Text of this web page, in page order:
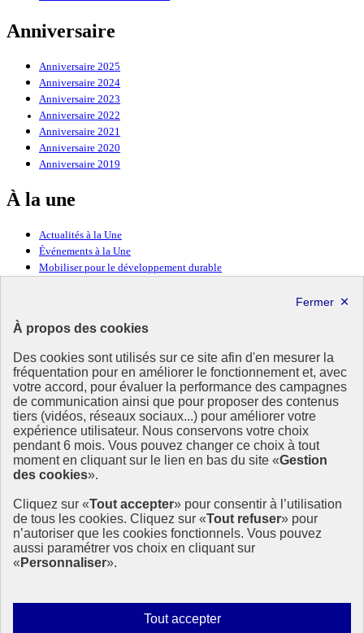
À propos des cookies
Des cookies sont utilisés sur ce site afin d'en mesurer la
fréquentation pour en améliorer le fonctionnement et, avec
votre accord, pour évaluer la performance des campagnes
de communication ainsi que pour proposer des contenus
tiers (vidéos, réseaux sociaux...) pour améliorer votre
expérience utilisateur. Nous conservons votre choix
pendant 6 mois. Vous pouvez changer ce choix à tout
moment en cliquant sur le lien en bas du site «Gestion
des cookies».
Cliquez sur «Tout accepter» pour consentir à l’utilisation
de tous les cookies. Cliquez sur «Tout refuser» pour
n’autoriser que les cookies fonctionnels. Vous pouvez
aussi paramétrer vos choix en cliquant sur
« Personnaliser».
Tout accepterAutoriser
Anniversaire
Anniversaire 2025
Anniversaire 2024
Anniversaire 2023
Anniversaire 2022
Anniversaire 2021
Anniversaire 2020
Anniversaire 2019
À la une
Actualités à la Une
Événements à la Une
Mobiliser pour le développement durable
Ressources
Ressources
La Méth’ODD
Gouvernement
Ce site propose l’information de référence concernant l’Agenda
2030 et la feuille de route de la France. Il valorise la mobilisation de
tous les acteurs.
info.gouv.fr- ouvre une nouvelle fenêtre
service-public.fr - ouvre une nouvelle fenêtre
legifrance.gouv.fr- ouvre une nouvelle fenêtre
data.gouv.fr- ouvre une nouvelle fenêtre
Plan du site
Mentions légales